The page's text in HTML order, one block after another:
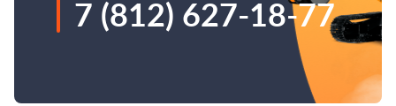
7 (812) 627-18-77